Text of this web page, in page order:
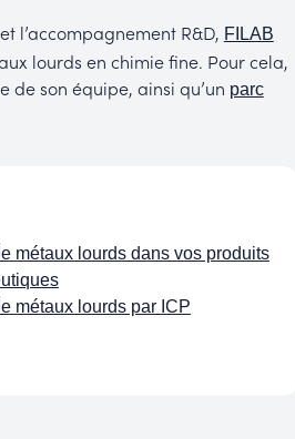
l’accompagnement R&D, FILAB
lourds en chimie fine. Pour cela,
de son équipe, ainsi qu’un parc
métaux lourds dans vos produits
métaux lourds par ICP